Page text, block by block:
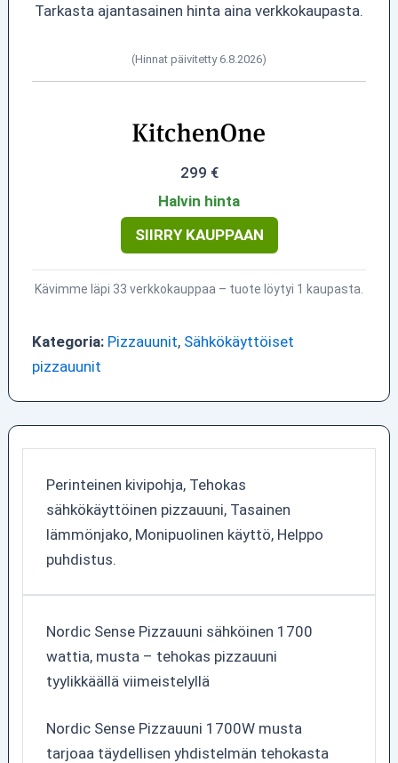
Tarkasta ajantasainen hinta aina verkkokaupasta.
(Hinnat päivitetty 6.8.2026)
299 €
Halvin hinta
SIIRRY KAUPPAAN
Kävimme läpi 33 verkkokauppaa – tuote löytyi 1 kaupasta.
Kategoria: Pizzauunit, Sähkökäyttöiset
pizzauunit
Perinteinen kivipohja, Tehokas
sähkökäyttöinen pizzauuni, Tasainen
lämmönjako, Monipuolinen käyttö, Helppo
puhdistus.
Nordic Sense Pizzauuni sähköinen 1700
wattia, musta – tehokas pizzauuni
tyylikkäällä viimeistelyllä
Nordic Sense Pizzauuni 1700W musta
tarjoaa täydellisen yhdistelmän tehokasta